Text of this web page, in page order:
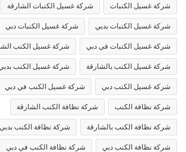
شركة غسيل الكنبات شركة غسيل الكنبات الشارقة
شركة غسيل الكنبات بدبي شركة غسيل الكنبات دبي
شركة غسيل الكنبات في دبي شركة غسيل الكنب
شركة غسيل الكنب بالشارقة شركة غسيل الكنب
شركة غسيل الكنب دبي شركة غسيل الكنب في دبي
شركة نظافة الكنب شركة نظافة الكنب الشارقة
شركة نظافة الكنب بالشارقة شركة نظافة الكنب بدبي
شركة نظافة الكنب دبي شركة نظافة الكنب في دبي